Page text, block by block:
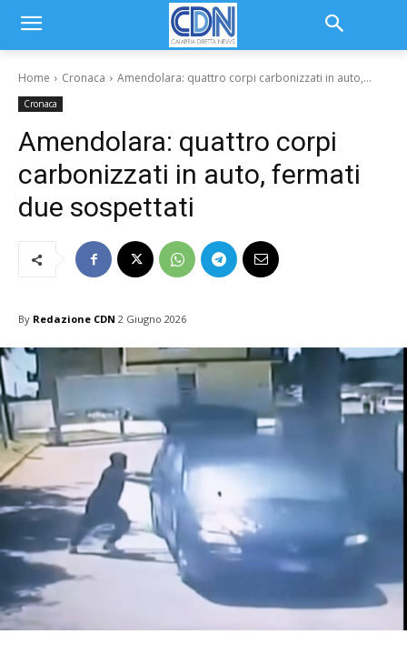
Home Cronaca Amendolara: quattro corpi carbonizzati in auto,...
Cronaca
Amendolara: quattro corpi
carbonizzati in auto, fermati
due sospettati
By Redazione CDN 2 Giugno 2026